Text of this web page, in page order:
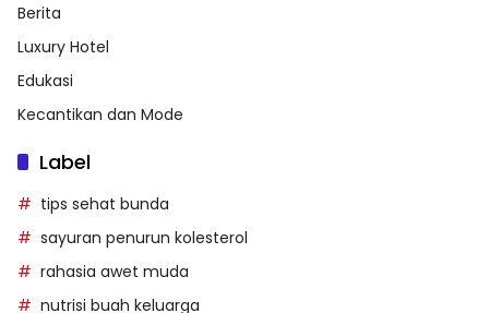
Berita
Luxury Hotel
Edukasi
Kecantikan dan Mode
Label
tips sehat bunda
sayuran penurun kolesterol
rahasia awet muda
nutrisi buah keluarga